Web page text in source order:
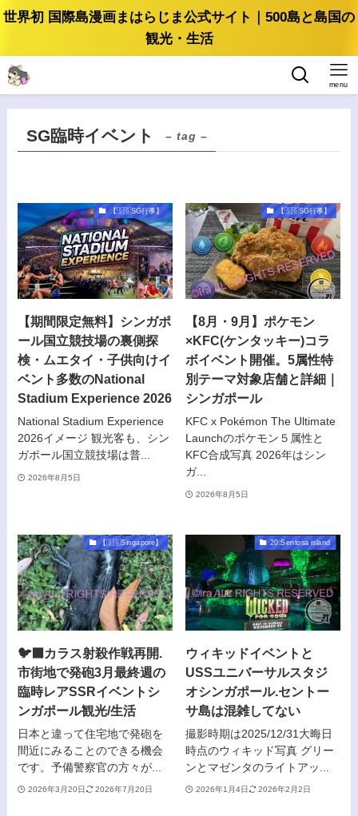
世界初 国際島漫画まはらじま公式サイト｜500島と島国の
観光・生活
menu
SG臨時イベント – tag –
【🇸🇬SG行事】
【期間限定無料】シンガポ
ール国立競技場の裏側探
検・ムエタイ・子供向けイ
ベント多数のNational
Stadium Experience 2026
National Stadium Experience
2026イメージ 観光客も、シン
ガポール国立競技場は普...
2026年8月5日
【🇸🇬SG行事】
【8月・9月】ポケモン
×KFC(ケンタッキー)コラ
ボイベント開催。5属性特
別テーマ対象店舗と詳細｜
シンガポール
KFC x Pokémon The Ultimate
Launchのポケモン５属性と
KFC合成写真 2026年はシン
ガ...
2026年8月5日
【🇸🇬Singapore】
🐦‍⬛カラス射殺作戦再開.
市街地で発砲3月最終週の
臨時レアSSRイベントシ
ンガポール観光/生活
日本と違って住宅地で発砲を
間近にみることのできる機会
です。予備警察官の方々が...
2026年3月20日 2026年7月20日
20:Sentosa island
ウィキッドイベントと
USSユニバーサルスタジ
オシンガポール.セントー
サ島は混雑してない
撮影時期は2025/12/31大晦日
時点のウィキッド写真 グリー
ンとマゼンタのライトアッ...
2026年1月4日 2026年2月2日